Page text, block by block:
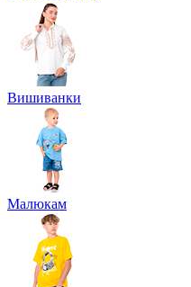
Вишиванки
Малюкам